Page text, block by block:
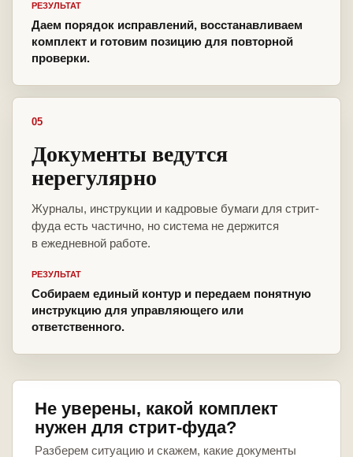
РЕЗУЛЬТАТ
Даем порядок исправлений, восстанавливаем
комплект и готовим позицию для повторной
проверки.
05
Документы ведутся
нерегулярно
Журналы, инструкции и кадровые бумаги для стрит-
фуда есть частично, но система не держится
в ежедневной работе.
РЕЗУЛЬТАТ
Собираем единый контур и передаем понятную
инструкцию для управляющего или
ответственного.
Не уверены, какой комплект
нужен для стрит-фуда?
Разберем ситуацию и скажем, какие документы